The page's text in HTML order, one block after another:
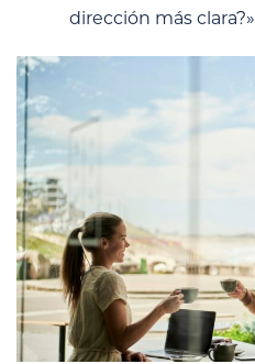
dirección más clara?»